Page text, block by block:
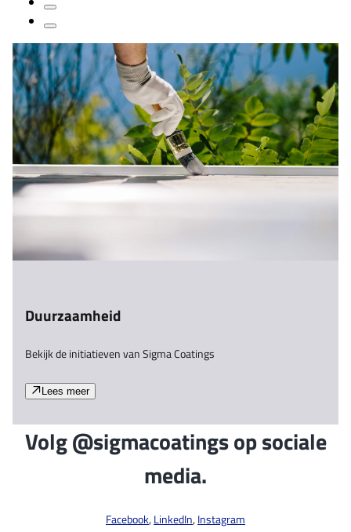
Duurzaamheid
Bekijk de initiatieven van Sigma Coatings
Lees meer
Volg @sigmacoatings op sociale
media.
Facebook,LinkedIn,Instagram